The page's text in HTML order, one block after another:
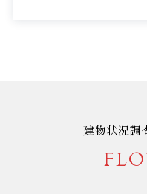
建物状況調